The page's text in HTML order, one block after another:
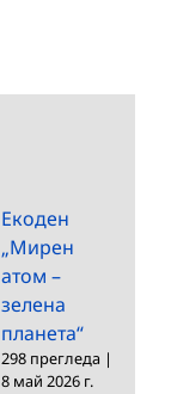
Екоден
„Мирен
атом –
зелена
планета“
298 прегледа |
8 май 2026 г.